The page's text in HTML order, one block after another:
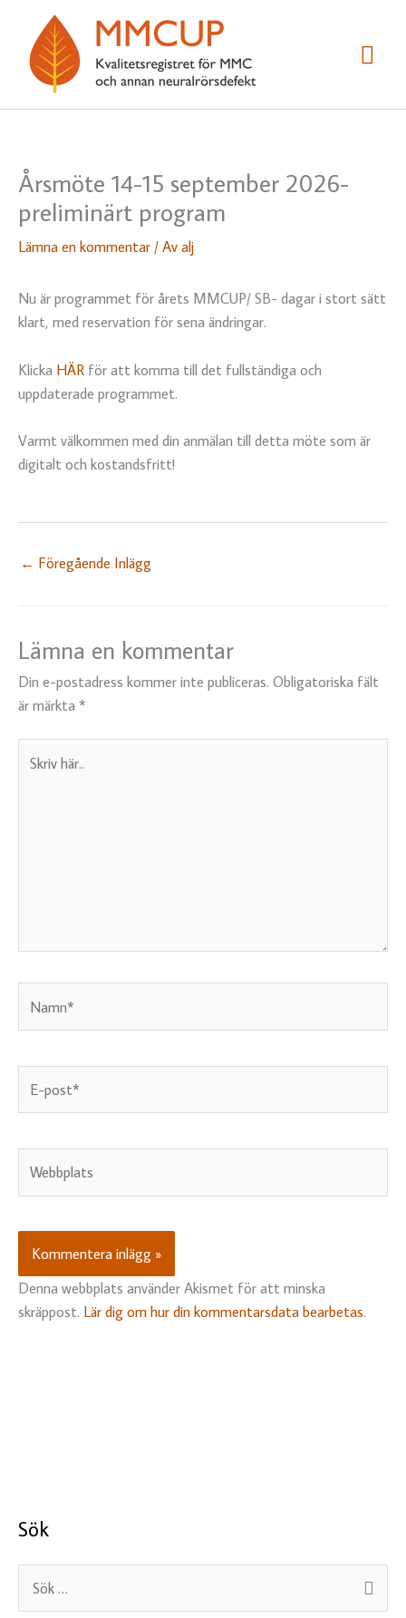
innehåll
Årsmöte 14-15 september 2026-
preliminärt program
Lämna en kommentar / Avalj
Nu är programmet för årets MMCUP/ SB- dagar i stort sätt
klart, med reservation för sena ändringar.
Klicka HÄR för att komma till det fullständiga och
uppdaterade programmet.
Varmt välkommen med din anmälan till detta möte som är
digitalt och kostandsfritt!
← Föregående Inlägg
Lämna en kommentar
Din e-postadress kommer inte publiceras. Obligatoriska fält
är märkta *
här..
post*
Denna webbplats använder Akismet för att minska
skräppost. Lär dig om hur din kommentarsdata bearbetas.
Sök
ö